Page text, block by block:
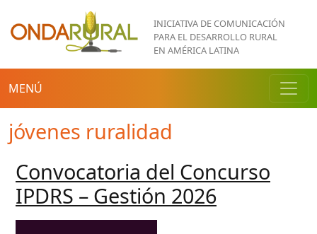
Pasar al contenido principal
INICIATIVA DE COMUNICACIÓN
PARA EL DESARROLLO RURAL
EN AMÉRICA LATINA
MENÚ
jóvenes ruralidad
Convocatoria del Concurso
IPDRS – Gestión 2026